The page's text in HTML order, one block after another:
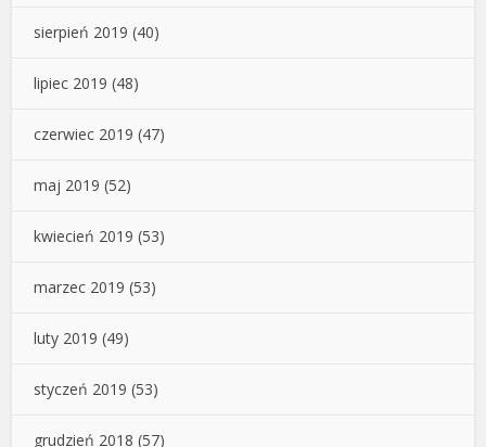
sierpień 2019 (40)
lipiec 2019 (48)
czerwiec 2019 (47)
maj 2019 (52)
kwiecień 2019 (53)
marzec 2019 (53)
luty 2019 (49)
styczeń 2019 (53)
grudzień 2018 (57)